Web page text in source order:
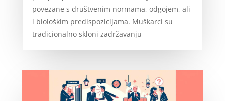
povezane s društvenim normama, odgojem, ali
i biološkim predispozicijama. Muškarci su
tradicionalno skloni zadržavanju